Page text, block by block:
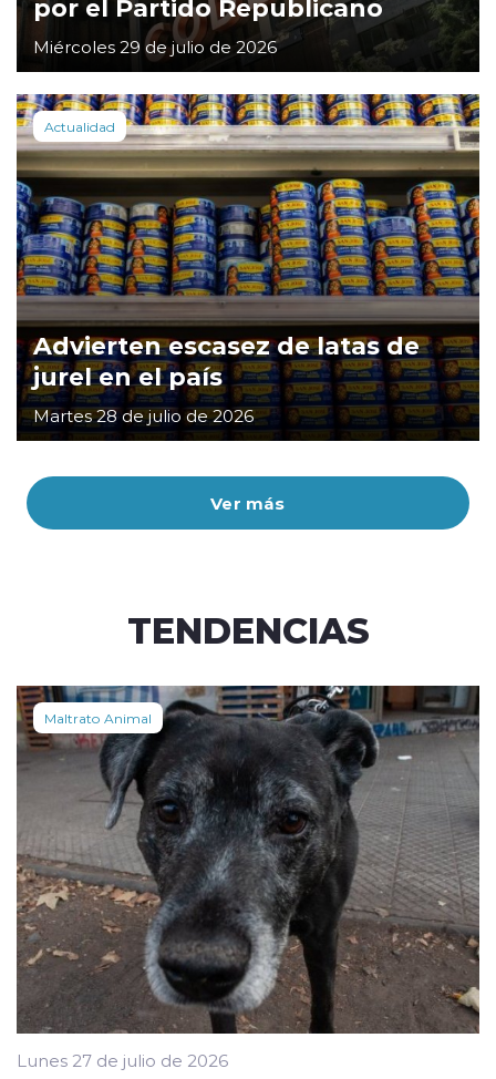
Ver más
Miércoles 29 de julio de 2026
Actualidad
Advierten escasez de latas de
jurel en el país
Martes 28 de julio de 2026
TENDENCIAS
Maltrato Animal
Lunes 27 de julio de 2026